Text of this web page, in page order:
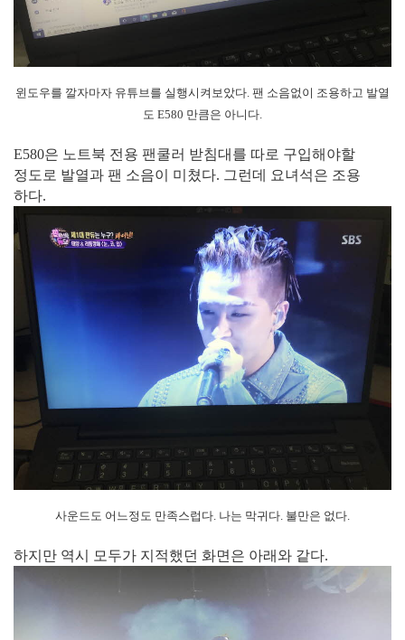
윈도우를 깔자마자 유튜브를 실행시켜보았다. 팬 소음없이 조용하고 발열
도 E580 만큼은 아니다.
E580은 노트북 전용 팬쿨러 받침대를 따로 구입해야할
정도로 발열과 팬 소음이 미쳤다. 그런데 요녀석은 조용
하다.
사운드도 어느정도 만족스럽다. 나는 막귀다. 불만은 없다.
하지만 역시 모두가 지적했던 화면은 아래와 같다.